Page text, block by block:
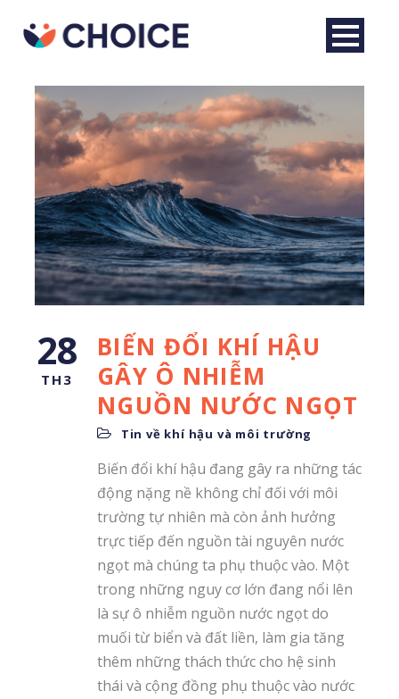
28
TH3
BIẾN ĐỔI KHÍ HẬU
GÂY Ô NHIỄM
NGUỒN NƯỚC NGỌT
Tin về khí hậu và môi trường
Biến đổi khí hậu đang gây ra những tác
động nặng nề không chỉ đối với môi
trường tự nhiên mà còn ảnh hưởng
trực tiếp đến nguồn tài nguyên nước
ngọt mà chúng ta phụ thuộc vào. Một
trong những nguy cơ lớn đang nổi lên
là sự ô nhiễm nguồn nước ngọt do
muối từ biển và đất liền, làm gia tăng
thêm những thách thức cho hệ sinh
thái và cộng đồng phụ thuộc vào nước